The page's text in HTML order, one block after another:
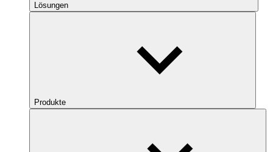
Lösungen
Produkte